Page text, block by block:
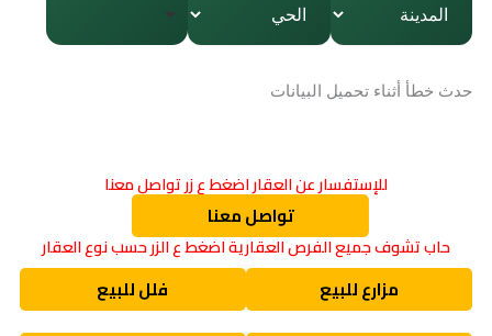
حدث خطأ أثناء تحميل البيانات
للإستفسار عن العقار اضغط ع زر تواصل معنا
تواصل معنا
حاب تشوف جميع الفرص العقارية اضغط ع الزر حسب نوع العقار
مزارع للبيع فلل للبيع